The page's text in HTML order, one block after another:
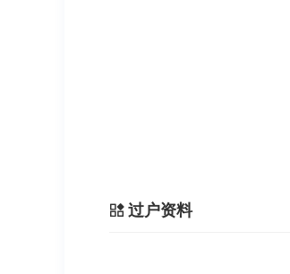
过户资料